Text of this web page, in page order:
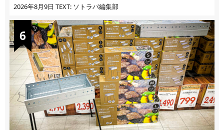
2026年8月9日 TEXT: ソトラバ編集部